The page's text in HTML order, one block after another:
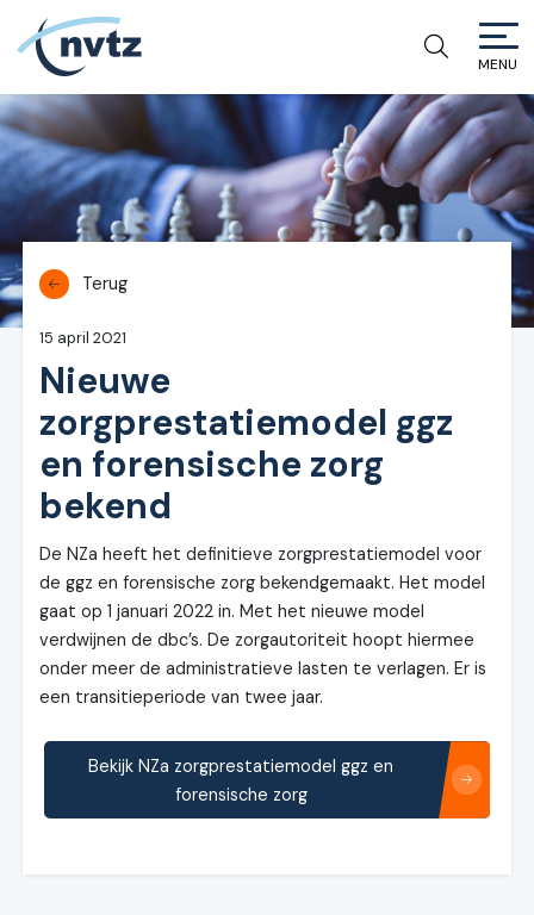
NVTZ
MENU
Terug
15 april 2021
Nieuwe
zorgprestatiemodel ggz
en forensische zorg
bekend
De NZa heeft het definitieve zorgprestatiemodel voor
de ggz en forensische zorg bekendgemaakt. Het model
gaat op 1 januari 2022 in. Met het nieuwe model
verdwijnen de dbc’s. De zorgautoriteit hoopt hiermee
onder meer de administratieve lasten te verlagen. Er is
een transitieperiode van twee jaar.
Bekijk NZa zorgprestatiemodel ggz en
forensische zorg